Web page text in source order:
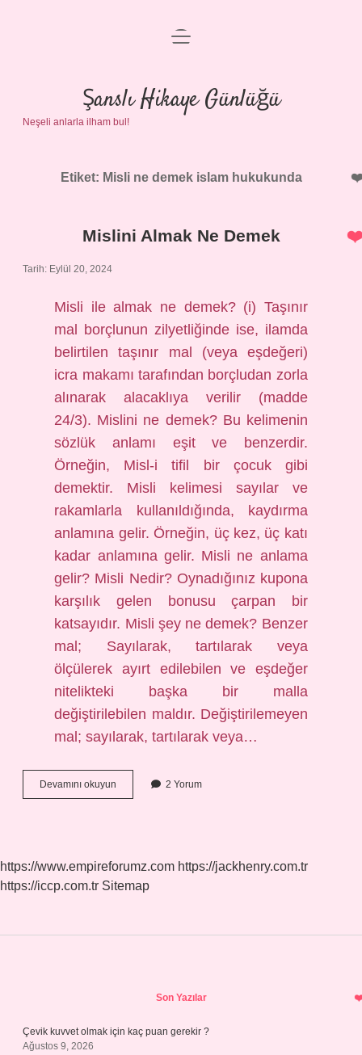
Anasayfa
Gizlilik Politikası
menüyü
Şanslı Hikaye Günlüğü
Neşeli anlarla ilham bul!
Etiket: Misli ne demek islam hukukunda
Mislini Almak Ne Demek
Tarih: Eylül 20, 2024
Misli ile almak ne demek? (i) Taşınır
mal borçlunun zilyetliğinde ise, ilamda
belirtilen taşınır mal (veya eşdeğeri)
icra makamı tarafından borçludan zorla
alınarak alacaklıya verilir (madde
24/3). Mislini ne demek? Bu kelimenin
sözlük anlamı eşit ve benzerdir.
Örneğin, Misl-i tifil bir çocuk gibi
demektir. Misli kelimesi sayılar ve
rakamlarla kullanıldığında, kaydırma
anlamına gelir. Örneğin, üç kez, üç katı
kadar anlamına gelir. Misli ne anlama
gelir? Misli Nedir? Oynadığınız kupona
karşılık gelen bonusu çarpan bir
katsayıdır. Misli şey ne demek? Benzer
mal; Sayılarak, tartılarak veya
ölçülerek ayırt edilebilen ve eşdeğer
nitelikteki başka bir malla
değiştirilebilen maldır. Değiştirilemeyen
mal; sayılarak, tartılarak veya…
Devamını okuyun
Almak
2 Yorum
https://www.empireforumz.com https://jackhenry.com.tr
https://iccp.com.tr Sitemap
Son Yazılar
Çevik kuvvet olmak için kaç puan gerekir ?
Ağustos 9, 2026